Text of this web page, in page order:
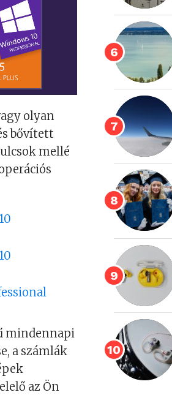
olyan
bővített
mellé
mindennapi
a számlák
az Ön